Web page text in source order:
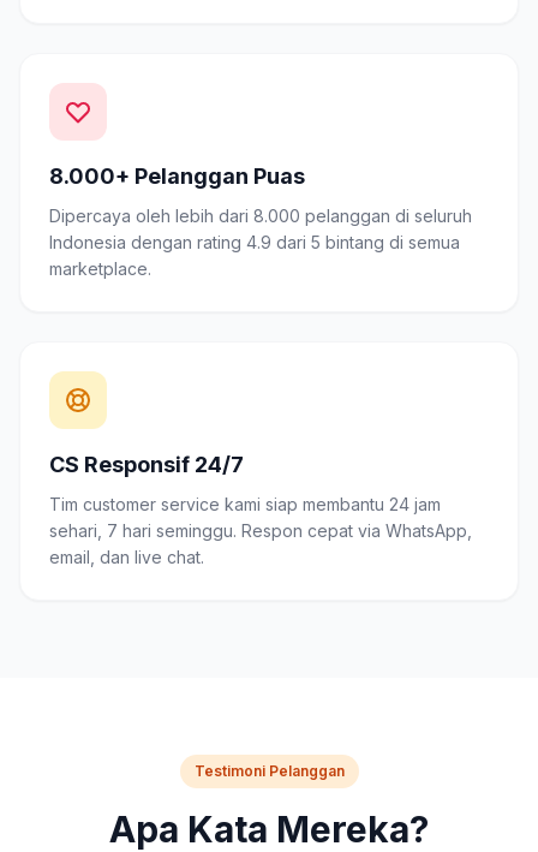
8.000+ Pelanggan Puas
Dipercaya oleh lebih dari 8.000 pelanggan di seluruh
Indonesia dengan rating 4.9 dari 5 bintang di semua
marketplace.
CS Responsif 24/7
Tim customer service kami siap membantu 24 jam
sehari, 7 hari seminggu. Respon cepat via WhatsApp,
email, dan live chat.
Testimoni Pelanggan
Apa Kata Mereka?